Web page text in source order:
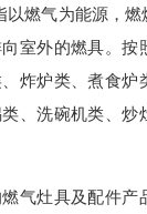
燃气为能源，燃
室外的燃具。按
炸炉类、煮食炉
、洗碗机类、炒
灶具及配件产